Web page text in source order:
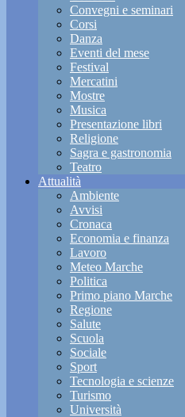
Convegni e seminari
Corsi
Danza
Eventi del mese
Festival
Mercatini
Mostre
Musica
Presentazione libri
Religione
Sagra e gastronomia
Teatro
Attualità
Ambiente
Avvisi
Cronaca
Economia e finanza
Lavoro
Meteo Marche
Politica
Primo piano Marche
Regione
Salute
Scuola
Sociale
Sport
Tecnologia e scienze
Turismo
Università